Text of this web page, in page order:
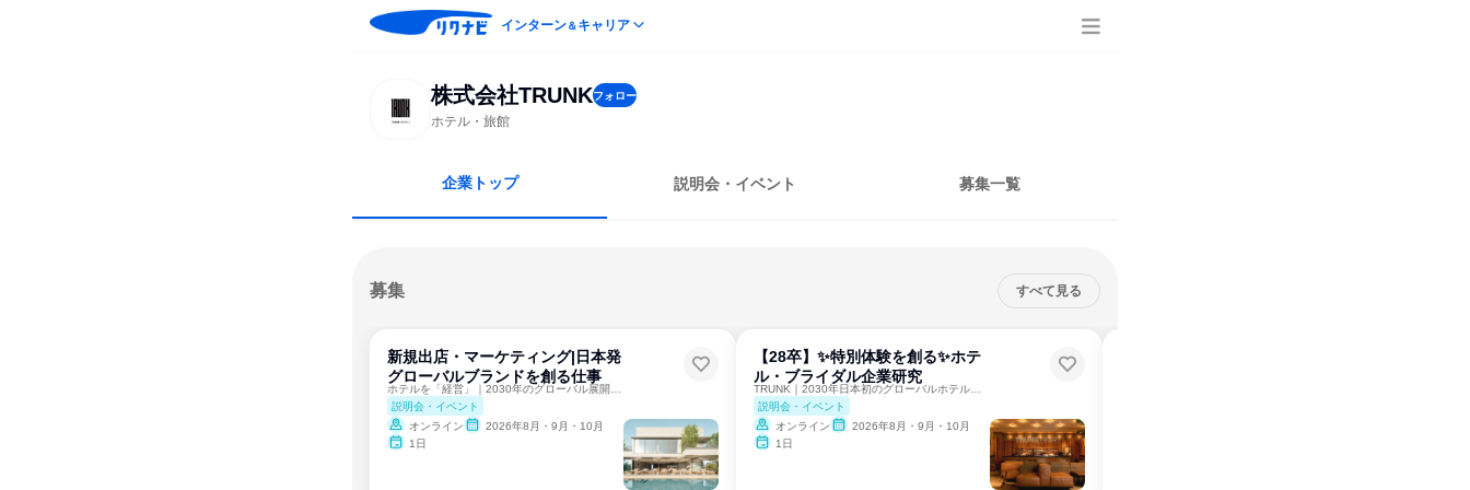
インターン＆キャリア
株式会社TRUNKフォロー
ホテル・旅館
企業トップ 説明会・イベント 募集一覧
募集 すべて見る
新規出店・マーケティング|日本発
グローバルブランドを創る仕事
説明会・イベント
オンライン
2026年8月・9月・10月
1日
【28卒】✨特別体験を創る✨ホテ
ル・ブライダル企業研究
説明会・イベント
オンライン
2026年8月・9月・10月
1日